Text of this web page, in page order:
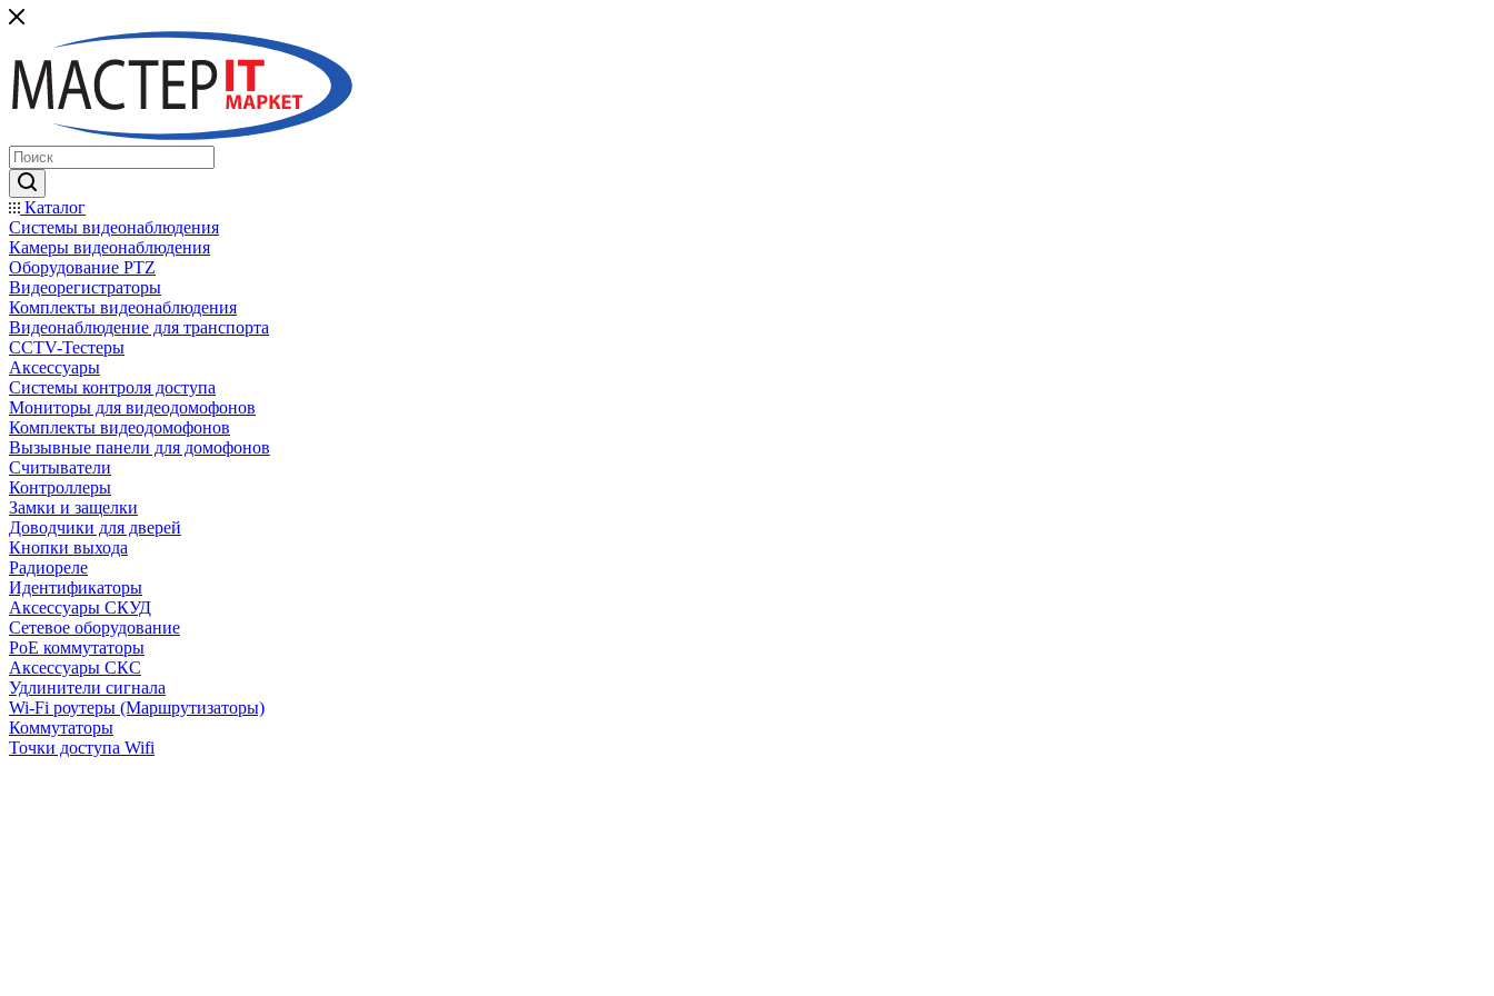
Каталог
Системы видеонаблюдения
Камеры видеонаблюдения
Оборудование PTZ
Видеорегистраторы
Комплекты видеонаблюдения
Видеонаблюдение для транспорта
CCTV-Тестеры
Аксессуары
Системы контроля доступа
Мониторы для видеодомофонов
Комплекты видеодомофонов
Вызывные панели для домофонов
Считыватели
Контроллеры
Замки и защелки
Доводчики для дверей
Кнопки выхода
Радиореле
Идентификаторы
Аксессуары СКУД
Сетевое оборудование
PoE коммутаторы
Аксессуары СКС
Удлинители сигнала
Wi-Fi роутеры (Маршрутизаторы)
Коммутаторы
Точки доступа Wifi